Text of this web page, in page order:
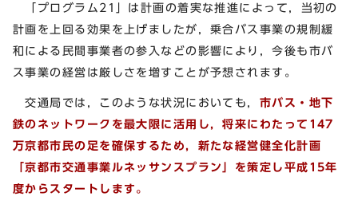
「プログラム21」は計画の着実な推進によって，当初の
計画を上回る効果を上げましたが，乗合バス事業の規制緩
和による民間事業者の参入などの影響により，今後も市バ
ス事業の経営は厳しさを増すことが予想されます。
交通局では，このような状況においても， 市バス・地下
鉄のネットワークを最大限に活用し，将来にわたって147
万京都市民の足を確保するため，新たな経営健全化計画
「京都市交通事業ルネッサンスプラン」を策定し平成15年
度からスタートします。